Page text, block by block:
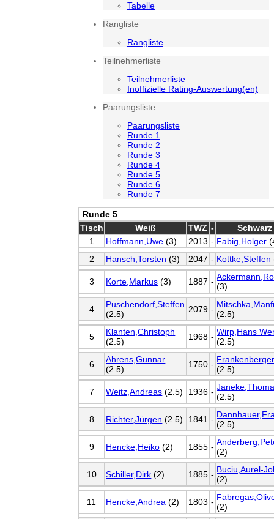
Tabelle
Rangliste
Rangliste
Teilnehmerliste
Teilnehmerliste
Inoffizielle Rating-Auswertung(en)
Paarungsliste
Paarungsliste
Runde 1
Runde 2
Runde 3
Runde 4
Runde 5
Runde 6
Runde 7
Runde 5
Tisch
Weiß TWZ -
Schwarz
1
Hoffmann,Uwe (3) 2013 - Fabig,Holger
2
Hansch,Torsten (3) 2047 - Kottke,Steffen
3 Korte,Markus (3) 1887 - (3)
4
Puschendorf,Steffen
(2.5)
2079 - (2.5)
5
Klanten,Christoph
(2.5)
1968 - Wirp,Hans
(2.5)
6
Ahrens,Gunnar
(2.5)
1750 - (2.5)
7 Weitz,Andreas (2.5) 1936 - (2.5)
8 Richter,Jürgen (2.5) 1841 - (2.5)
9 Hencke,Heiko (2) 1855 - (2)
10 Schiller,Dirk (2) 1885 - Buciu,Aurel-
(2)
11 Hencke,Andrea (2) 1803 - (2)